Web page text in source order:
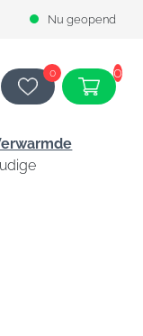
Nu geopend
0 0